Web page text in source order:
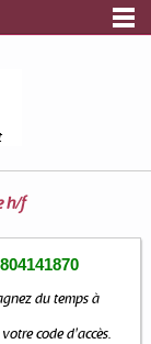
h/f
du temps à
code d'accès.